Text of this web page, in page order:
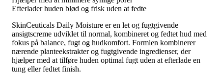
Efterlader huden blød og frisk uden at fedte
SkinCeuticals Daily Moisture er en let og fugtgivende
ansigtscreme udviklet til normal, kombineret og fedtet hud med
fokus på balance, fugt og hudkomfort. Formlen kombinerer
nærende planteekstrakter og fugtgivende ingredienser, der
hjælper med at tilføre huden optimal fugt uden at efterlade en
tung eller fedtet finish.